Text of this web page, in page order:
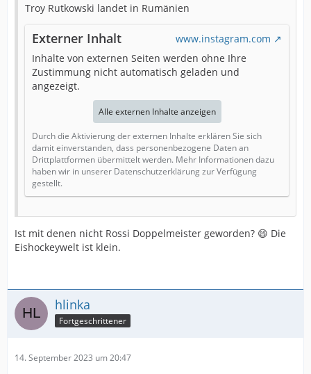
Troy Rutkowski landet in Rumänien
Externer Inhalt
www.instagram.com
Inhalte von externen Seiten werden ohne Ihre
Zustimmung nicht automatisch geladen und
angezeigt.
Alle externen Inhalte anzeigen
Durch die Aktivierung der externen Inhalte erklären Sie sich
damit einverstanden, dass personenbezogene Daten an
Drittplattformen übermittelt werden. Mehr Informationen dazu
haben wir in unserer Datenschutzerklärung zur Verfügung
gestellt.
Ist mit denen nicht Rossi Doppelmeister geworden? 😄 Die
Eishockeywelt ist klein.
hlinka
Fortgeschrittener
14. September 2023 um 20:47